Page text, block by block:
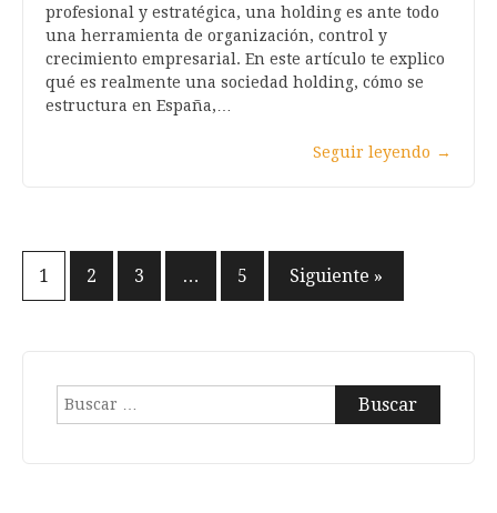
profesional y estratégica, una holding es ante todo
una herramienta de organización, control y
crecimiento empresarial. En este artículo te explico
qué es realmente una sociedad holding, cómo se
estructura en España,…
Seguir leyendo →
Paginación
1 2 3 … 5 Siguiente »
Buscar: